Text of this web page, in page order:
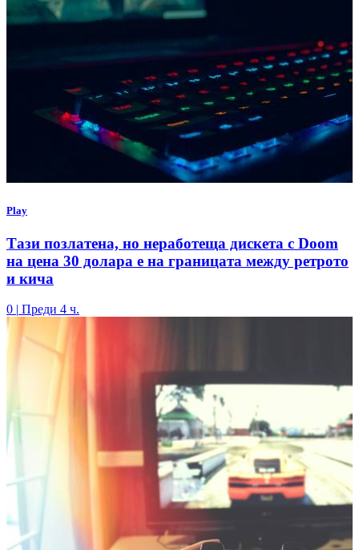
Play
Тази позлатена, но неработеща дискета с Doom
на цена 30 долара е на границата между ретрото
и кича
0 | Преди 4 ч.